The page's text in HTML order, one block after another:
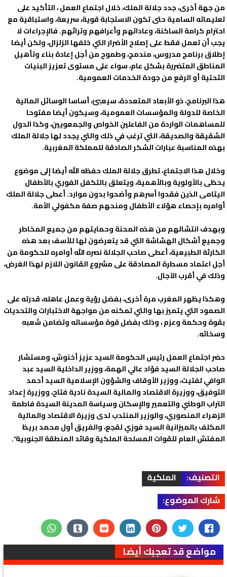
من جهة أخرى، جدد جلالة الملك، خلال اجتماع العمل ، التأكيد على
تعليماته السامية حتى تكون الاستجابة قوية، سريعة، واستباقية مع
احترام كرامة الساكنة، وعاداتهم وأعرافهم وتراثهم. فالإجراءات لا
يجب أن تعمل فقط على إصلاح الأضرار التي خلفها الزلزال، ولكن أيضا
إطلاق برنامج مدروس، مندمج، وطموح من أجل إعادة بناء وتأهيل
المناطق المتضررة بشكل عام، سواء على مستوى تعزيز البنيات
التحتية أو الرفع من جودة الخدمات العمومية.
هذا البرنامج، ذو الأبعاد المتعددة، سيعبئ، أساسا الوسائل المالية
الخاصة للدولة والمؤسسات العمومية، وسيكون أيضا مفتوحا
للمساهمات الواردة من الفاعلين الخواص والجمعويين، وكذا الدول
الشقيقة والصديقة، التي ترغب في ذلك والتي يجدد لها جلالة الملك
بهذه المناسبة عبارات الشكر الصادقة للمملكة المغربية.
وخلال هذا الاجتماع، تطرق جلالة الملك حفظه الله أيضا إلى موضوع
يحظى بالأولوية وبالأهمية، ويتعلق بالتكفل الفوري بالأطفال
اليتامى الذين فقدوا أسرهم وأضحوا بدون موارد. أعطى جلالة الملك
أوامره بإحصاء هؤلاء الأطفال ومنحهم صفة مكفولي الأمة.
وبهدف انتشالهم من هذه المحنة وحمايتهم من جميع المخاطر
وجميع أشكال الهشاشة التي قد يتعرضون لها للأسف بعد هذه
الكارثة الطبيعية، أعطى صاحب الجلالة نصره الله أوامره للحكومة من
أجل اعتماد مسطرة المصادقة على مشروع القانون اللازم لهذا الغرض،
وذلك في أقرب الآجال.
وهكذا يظهر المغرب مرة أخرى، بفضل رؤية وعمل عاهله، قدرته على
الصمود التي يتميز بها والتي تمكنه من مواجهة الاختبارات والتحديات
بقوة وحكمة وعزم ، وذلك بفضل قوة مؤسساته وتضامن شعبه
وسخائه.
حضر اجتماع العمل رئيس الحكومة السيد عزيز أخنوش، ومستشار
صاحب الجلالة السيد فؤاد عالي الهمة، ووزير الداخلية السيد عبد
الوافي لفتيت، ووزير الأوقاف والشؤون الإسلامية السيد أحمد
التوفيق، ووزيرة الاقتصاد والمالية السيدة نادية فتاح، ووزيرة إعداد
التراب الوطني والتعمير والإسكان وسياسة المدينة السيدة فاطمة
الزهراء المنصوري، والوزير المنتدب لدى وزيرة الاقتصاد والمالية
المكلف بالميزانية السيد فوزي لقجع، والفريق أول محمد بريظ
المفتش العام للقوات المسلحة الملكية وقائد المنطقة الجنوبية”.
التصنيف:
الملكية
شارك الموضوع:
مواضع قد تعجبك أيضا